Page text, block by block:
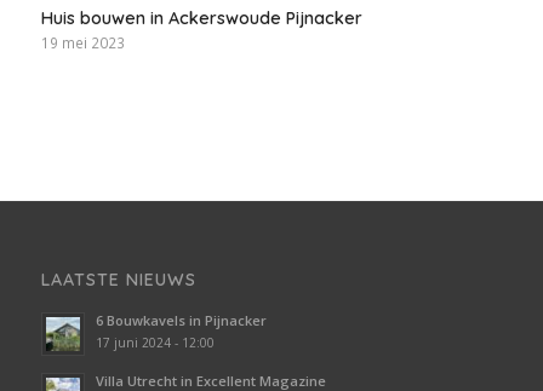
Huis bouwen in Ackerswoude Pijnacker
19 mei 2023
LAATSTE NIEUWS
6 Bouwkavels in Pijnacker
17 juni 2024 - 12:00
Villa Utrecht in Excellent Magazine